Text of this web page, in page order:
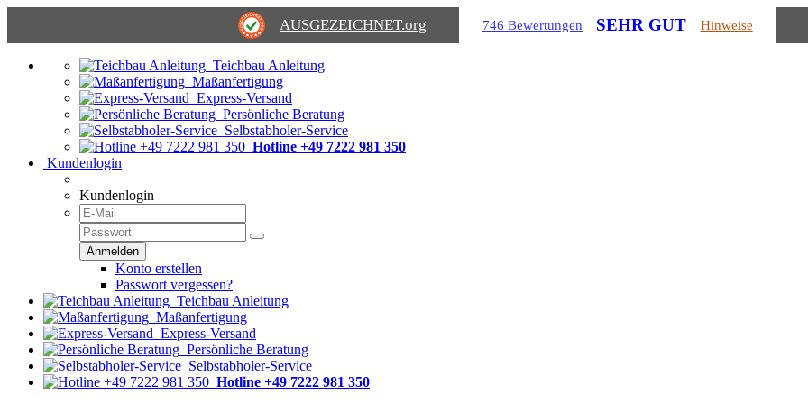
AUSGEZEICHNET.org 746 Bewertungen SEHR GUT Hinweise
Teichbau Anleitung
Maßanfertigung
Express-Versand
Persönliche Beratung
Selbstabholer-Service
Hotline +49 7222 981 350
Kundenlogin
Kundenlogin
Konto erstellen
Passwort vergessen?
Teichbau Anleitung
Maßanfertigung
Express-Versand
Persönliche Beratung
Selbstabholer-Service
Hotline +49 7222 981 350